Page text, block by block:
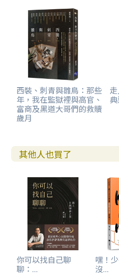
西裝、刺青與雛鳥：那些
年，我在監獄裡與高官、
富商及黑道大哥們的救贖
歲月
其他人也買了
你可以找自己聊
聊：...
嘿！
沒...